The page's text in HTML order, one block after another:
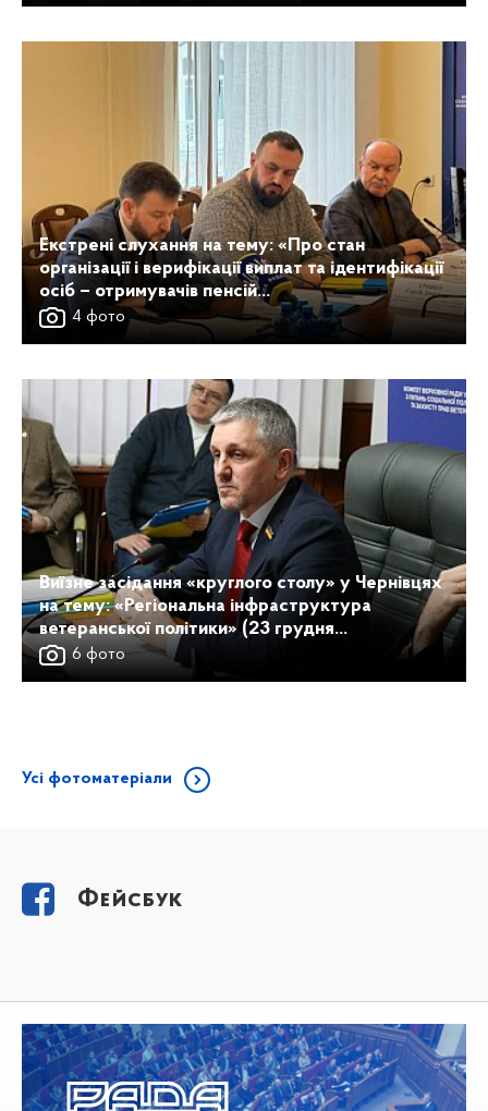
Екстрені слухання на тему: «Про стан
організації і верифікації виплат та ідентифікації
осіб – отримувачів пенсій...
4 фото
Виїзне засідання «круглого столу» у Чернівцях
на тему: «Регіональна інфраструктура
ветеранської політики» (23 грудня...
6 фото
Усі фотоматеріали
Фейсбук